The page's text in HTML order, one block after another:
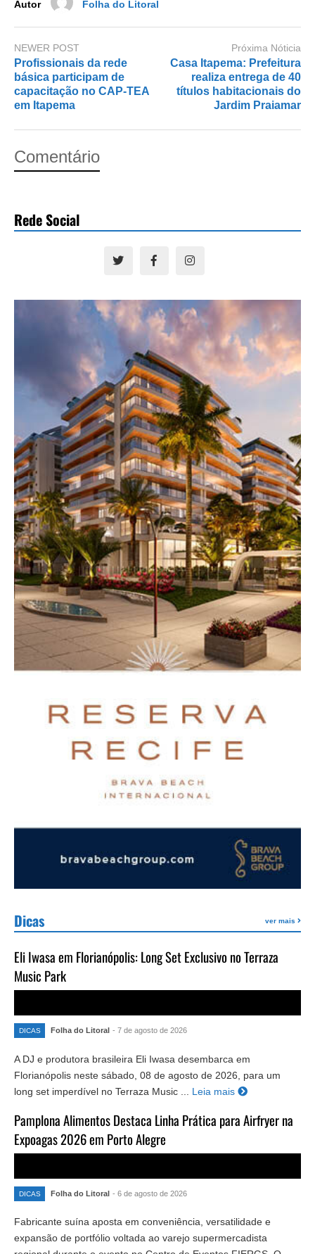
Autor Folha do Litoral
NEWER POST
Profissionais da rede
básica participam de
capacitação no CAP-TEA
em Itapema
Próxima Nóticia
Casa Itapema: Prefeitura
realiza entrega de 40
títulos habitacionais do
Jardim Praiamar
Comentário
Rede Social
Dicas ver mais
Eli Iwasa em Florianópolis: Long Set Exclusivo no Terraza
Music Park
DICAS Folha do Litoral - 7 de agosto de 2026
A DJ e produtora brasileira Eli Iwasa desembarca em
Florianópolis neste sábado, 08 de agosto de 2026, para um
long set imperdível no Terraza Music ...
Leia mais
Pamplona Alimentos Destaca Linha Prática para Airfryer na
Expoagas 2026 em Porto Alegre
DICAS Folha do Litoral - 6 de agosto de 2026
Fabricante suína aposta em conveniência, versatilidade e
expansão de portfólio voltada ao varejo supermercadista